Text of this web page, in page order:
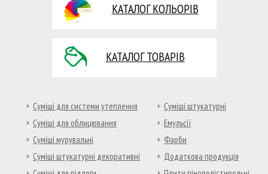
КАТАЛОГ КОЛЬОРІВ
КАТАЛОГ ТОВАРІВ
Суміші для системи утеплення
Суміші для облицювання
Суміші мурувальні
Суміші штукатурні декоративні
Суміші штукатурні
Емульсії
Фарби
Додаткова продукція